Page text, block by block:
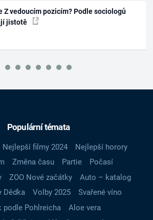
Z vedoucím pozicím? Podle sociologů
jistotě
Populární témata
Nejlepší filmy 2024
Nejlepší horory
Změna času Partie
Počasí
ZOO Nové začátky
Auto – katalog
Dědka
Volby 2025
Svařené víno
podle Pohlreicha
Aloe vera